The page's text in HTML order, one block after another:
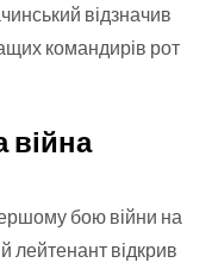
відзначив
командирів рот
війна
бою війни на
лейтенант відкрив